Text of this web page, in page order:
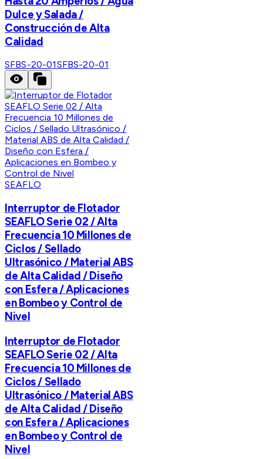
Dulce y Salada /
Construcción de Alta
Calidad
SFBS-20-01SFBS-20-01
SEAFLO
Interruptor de Flotador
SEAFLO Serie 02 / Alta
Frecuencia 10 Millones de
Ciclos / Sellado
Ultrasónico / Material ABS
de Alta Calidad / Diseño
con Esfera / Aplicaciones
en Bombeo y Control de
Nivel
Interruptor de Flotador
SEAFLO Serie 02 / Alta
Frecuencia 10 Millones de
Ciclos / Sellado
Ultrasónico / Material ABS
de Alta Calidad / Diseño
con Esfera / Aplicaciones
en Bombeo y Control de
Nivel